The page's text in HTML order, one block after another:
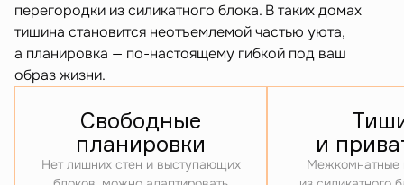
перегородки из силикатного блока. В таких домах
тишина становится неотъемлемой частью уюта,
а планировка — по-настоящему гибкой под ваш
образ жизни.
Свободные
планировки
Нет лишних стен и выступающих
и
Межкомнатные